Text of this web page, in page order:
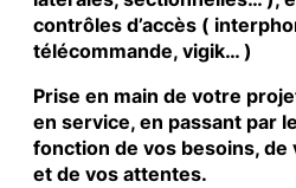
contrôles d’accès (
télécommande, vigik… )
Prise en main de votre
en service, en passant par
fonction de vos besoins,
et de vos attentes.